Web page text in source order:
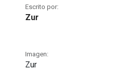
Escrito por:
Zur
Imagen:
Zur